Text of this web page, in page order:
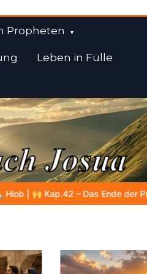
Propheten
Leben in Fülle
Prüfung BALD KOMMT DER